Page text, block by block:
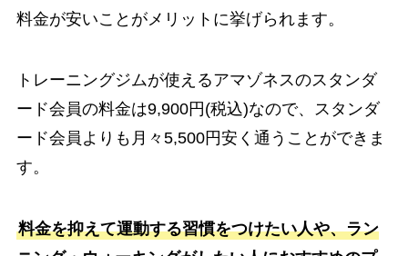
料金が安いことがメリットに挙げられます。
トレーニングジムが使えるアマゾネスのスタンダ
ード会員の料金は9,900円(税込)なので、スタンダ
ード会員よりも月々5,500円安く通うことができま
す。
料金を抑えて運動する習慣をつけたい人や、ラン